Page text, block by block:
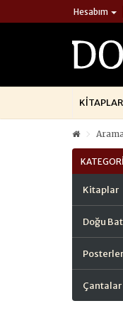
Hesabım
KITAPLAR
Kitaplar
Doğu
Posterler
Çantalar